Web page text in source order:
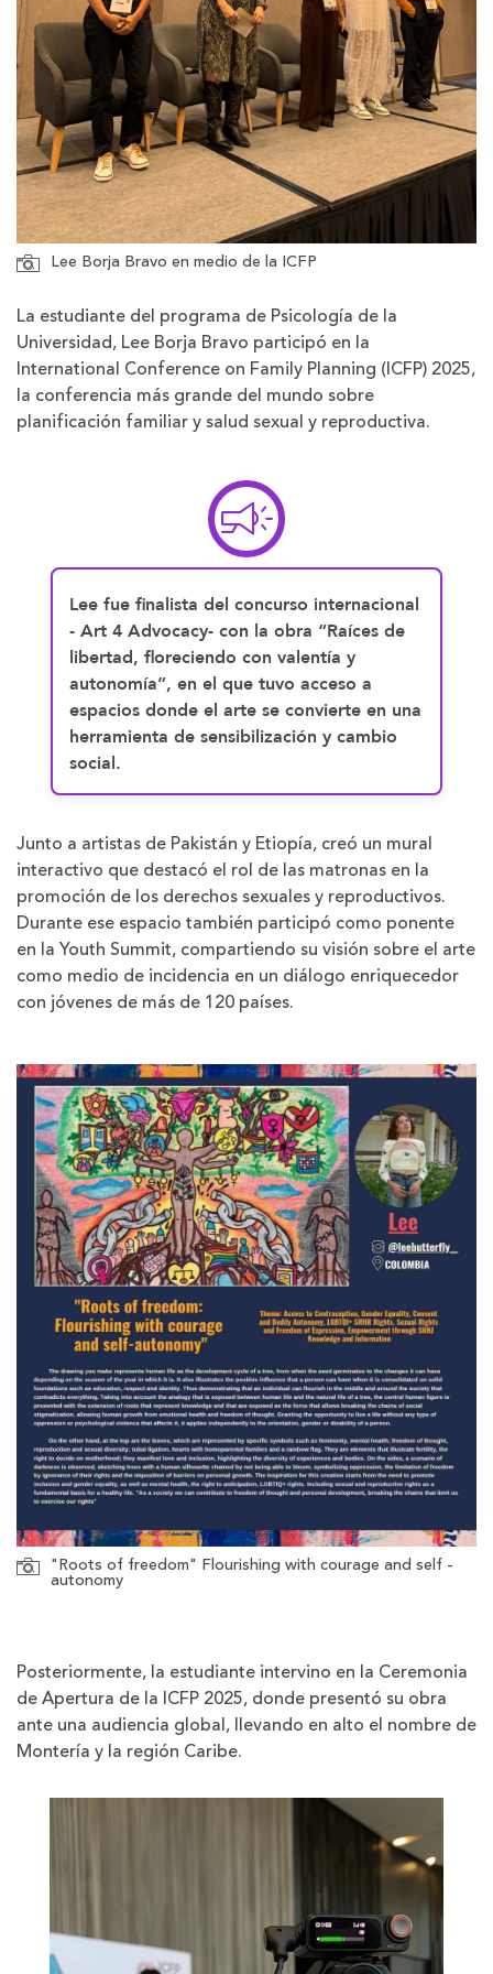
Lee Borja Bravo en medio de la ICFP
La estudiante del programa de Psicología de la
Universidad, Lee Borja Bravo participó en la
International Conference on Family Planning (ICFP) 2025,
la conferencia más grande del mundo sobre
planificación familiar y salud sexual y reproductiva.
Lee fue finalista del concurso internacional
- Art 4 Advocacy- con la obra “Raíces de
libertad, floreciendo con valentía y
autonomía”, en el que tuvo acceso a
espacios donde el arte se convierte en una
herramienta de sensibilización y cambio
social.
Junto a artistas de Pakistán y Etiopía, creó un mural
interactivo que destacó el rol de las matronas en la
promoción de los derechos sexuales y reproductivos.
Durante ese espacio también participó como ponente
en la Youth Summit, compartiendo su visión sobre el arte
como medio de incidencia en un diálogo enriquecedor
con jóvenes de más de 120 países.
"Roots of freedom" Flourishing with courage and self -
autonomy
Posteriormente, la estudiante intervino en la Ceremonia
de Apertura de la ICFP 2025, donde presentó su obra
ante una audiencia global, llevando en alto el nombre de
Montería y la región Caribe.